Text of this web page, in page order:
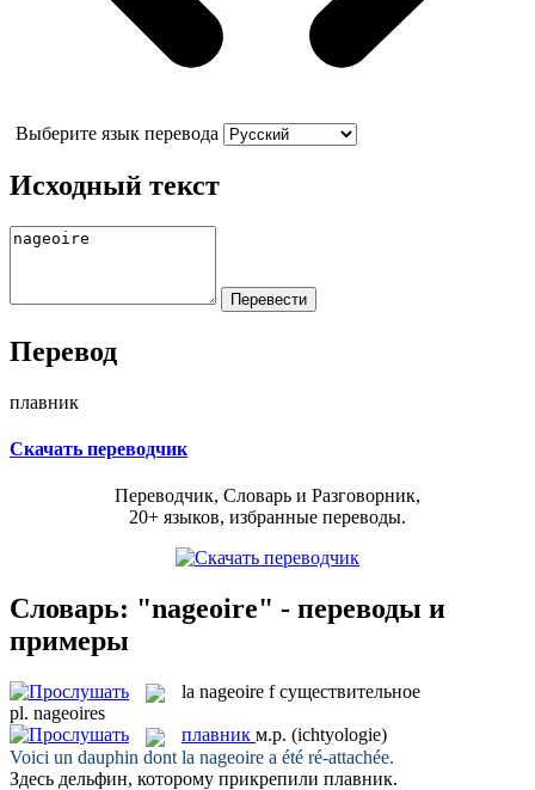
Выберите язык перевода
Исходный текст
Перевод
плавник
Скачать переводчик
Переводчик, Словарь и Разговорник,
20+ языков, избранные переводы.
Словарь: "nageoire" - переводы и
примеры
la nageoire f существительное
pl. nageoires
плавник м.р. (ichtyologie)
Voici un dauphin dont la nageoire a été ré-attachée.
Здесь дельфин, которому прикрепили плавник.